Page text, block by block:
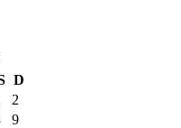
D
2
9